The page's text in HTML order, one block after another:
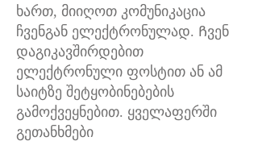
ხართ, მიიღოთ კომუნიკაცია
ჩვენგან ელექტრონულად. Ჩვენ
დაგიკავშირდებით
ელექტრონული ფოსტით ან ამ
საიტზე შეტყობინებების
გამოქვეყნებით. ყველაფერში
გეთანხმები